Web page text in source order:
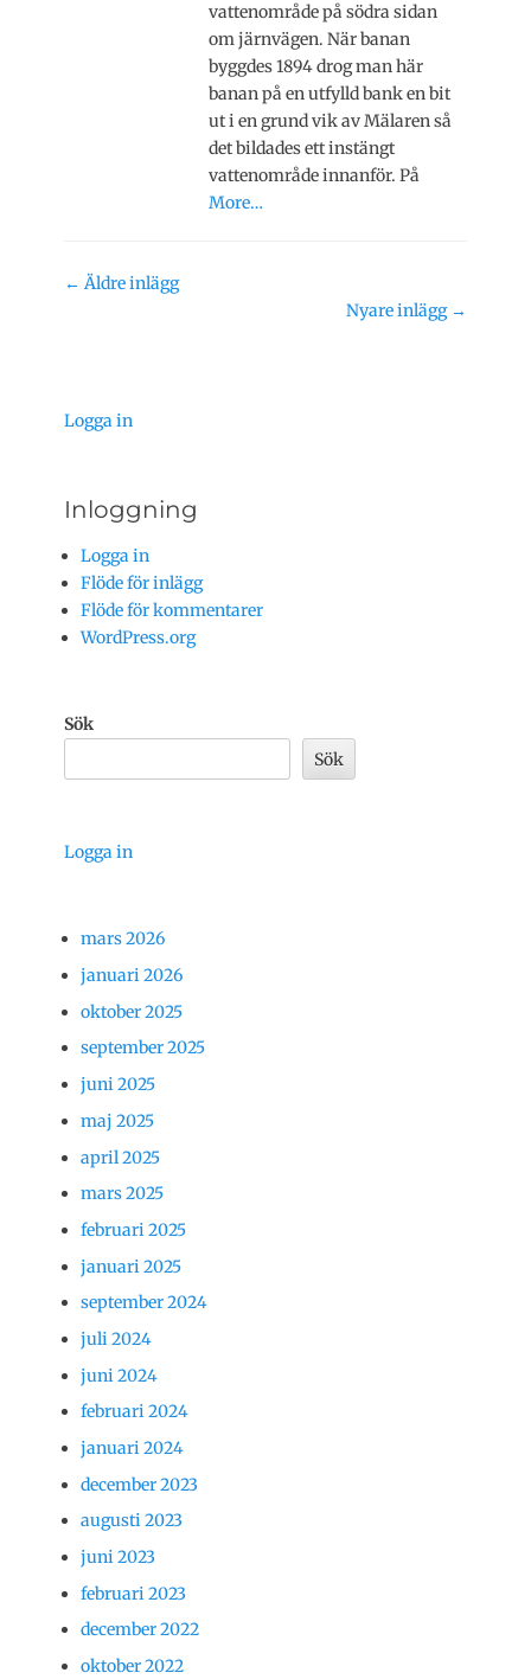
vattenområde på södra sidan
om järnvägen. När banan
byggdes 1894 drog man här
banan på en utfylld bank en bit
ut i en grund vik av Mälaren så
det bildades ett instängt
vattenområde innanför. På
More…
Inläggsnavigering
← Äldre inlägg
Nyare inlägg →
Logga in
Inloggning
Logga in
Flöde för inlägg
Flöde för kommentarer
WordPress.org
Sök
Sök
Logga in
mars 2026
januari 2026
oktober 2025
september 2025
juni 2025
maj 2025
april 2025
mars 2025
februari 2025
januari 2025
september 2024
juli 2024
juni 2024
februari 2024
januari 2024
december 2023
augusti 2023
juni 2023
februari 2023
december 2022
oktober 2022